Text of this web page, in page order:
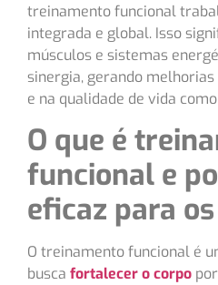
treinamento funcional
integrada e global. Isso
músculos e sistemas
sinergia, gerando
e na qualidade de vida
O que é
funcional e
eficaz para
O treinamento funcional é
busca fortalecer o corpo